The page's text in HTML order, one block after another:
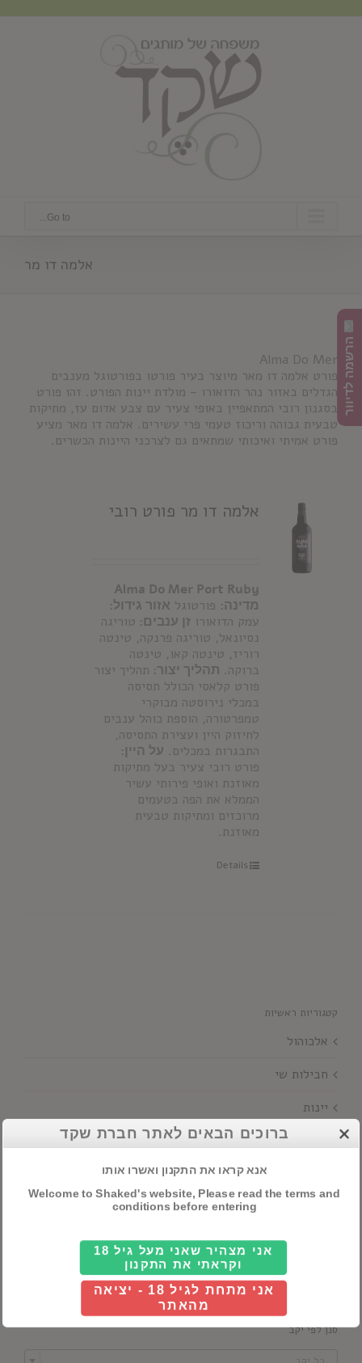
Go to...
אלמה דו מר
Alma Do Mer
פורט אלמה דו מאר מיוצר בעיר פורטו בפורטוגל מענבים
הגדלים באזור נהר הדואורו – מולדת יינות הפורט. זהו פורט
בסגנון רובי המתאפיין באופי צעיר עם צבע אדום עז, מתיקות
טבעית גבוהה וריכוז טעמי פרי עשירים. אלמה דו מאר מציע
פורט אמיתי ואיכותי שמתאים גם לצרכני היינות הכשרים.
אלמה דו מר פורט רובי
Alma Do Mer Port Ruby
מדינה: פורטוגל אזור גידול:
עמק הדואורו זן ענבים: טוריגה
נסיונאל, טוריגה פרנקה, טינטה
רוריז, טינטה קאו, טינטה
ברוקה. תהליך יצור: תהליך יצור
פורט קלאסי הכולל תסיסה
במכלי נירוסטה מבוקרי
טמפרטורה, הוספת כוהל ענבים
לחיזוק היין ועצירת התסיסה,
התבגרות במכלים. על היין:
פורט רובי צעיר בעל מתיקות
מאוזנת ואופי פירותי עשיר
הממלא את הפה בטעמים
מרוכזים ומתיקות טבעית
מאוזנת.
Details
קטגוריות ראשיות
אלכוהול
חבילות שי
יינות
סנן לפי יקב
הרשמה לדיוור
ברוכים הבאים לאתר חברת שקד
אנא קראו את התקנון ואשרו אותו
Welcome to Shaked's website, Please read the terms and
conditions before entering
אני מצהיר שאני מעל גיל 18
וקראתי את התקנון
אני מתחת לגיל 18 - יציאה
מהאתר